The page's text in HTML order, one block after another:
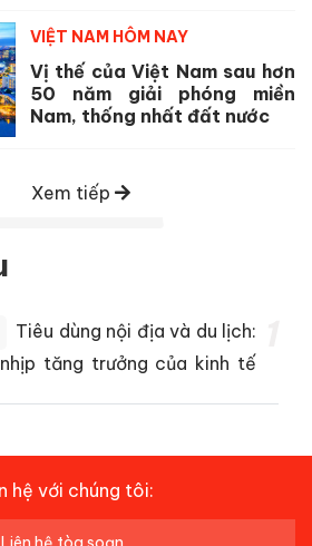
VIỆT NAM HÔM NAY
Vị thế của Việt Nam sau hơn
50 năm giải phóng miền
Nam, thống nhất đất nước
Xem tiếp
Tiêu dùng nội địa và du lịch:
tăng trưởng của kinh tế
hệ với chúng tôi: